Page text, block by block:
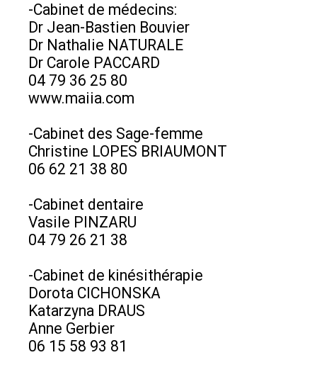
-Cabinet de médecins:
Dr Jean-Bastien Bouvier
Dr Nathalie NATURALE
Dr Carole PACCARD
04 79 36 25 80
www.maiia.com
-Cabinet des Sage-femme
Christine LOPES BRIAUMONT
06 62 21 38 80
-Cabinet dentaire
Vasile PINZARU
04 79 26 21 38
-Cabinet de kinésithérapie
Dorota CICHONSKA
Katarzyna DRAUS
Anne Gerbier
06 15 58 93 81